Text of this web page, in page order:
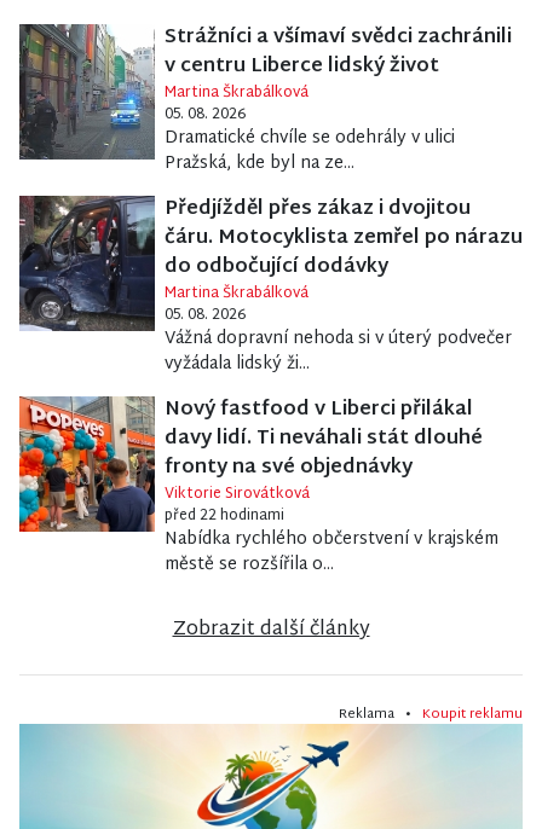
Strážníci a všímaví svědci zachránili
v centru Liberce lidský život
Martina Škrabálková
05. 08. 2026
Dramatické chvíle se odehrály v ulici
Pražská, kde byl na ze...
Předjížděl přes zákaz i dvojitou
čáru. Motocyklista zemřel po nárazu
do odbočující dodávky
Martina Škrabálková
05. 08. 2026
Vážná dopravní nehoda si v úterý podvečer
vyžádala lidský ži...
Nový fastfood v Liberci přilákal
davy lidí. Ti neváhali stát dlouhé
fronty na své objednávky
Viktorie Sirovátková
před 22 hodinami
Nabídka rychlého občerstvení v krajském
městě se rozšířila o...
Zobrazit další články
Reklama • Koupit reklamu